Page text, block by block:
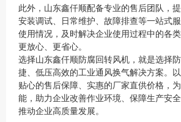
此外，山东鑫仟顺配备专业的售后团队，提
安装调试、日常维护、故障排查等一站式
使用情况，及时解决企业使用过程中的各
更放心、更省心。
选择山东鑫仟顺防腐回转风机，就是选择
捷、低压高效的工业通风换气解决方案。以
贴心的售后保障、实惠的厂家直供价格，
能，助力企业改善作业环境、保障生产安
推动企业高质量发展。